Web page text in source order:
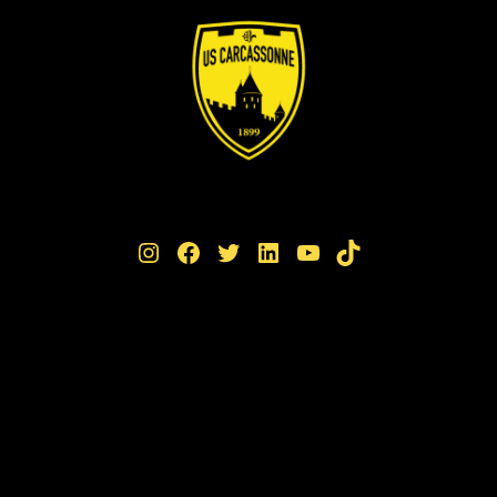
Instagram Facebook Twitter LinkedIn YouTube TikTok